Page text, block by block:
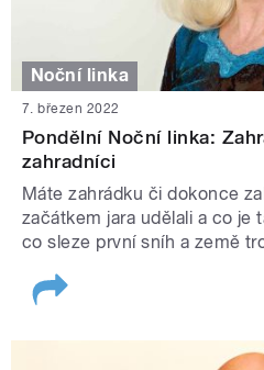
Noční linka
7. březen 2022
Pondělní Noční linka:
zahradníci
Máte zahrádku či dokonce
začátkem jara udělali a co je
co sleze první sníh a země